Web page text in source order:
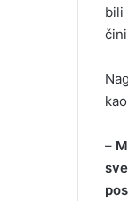
bili
–